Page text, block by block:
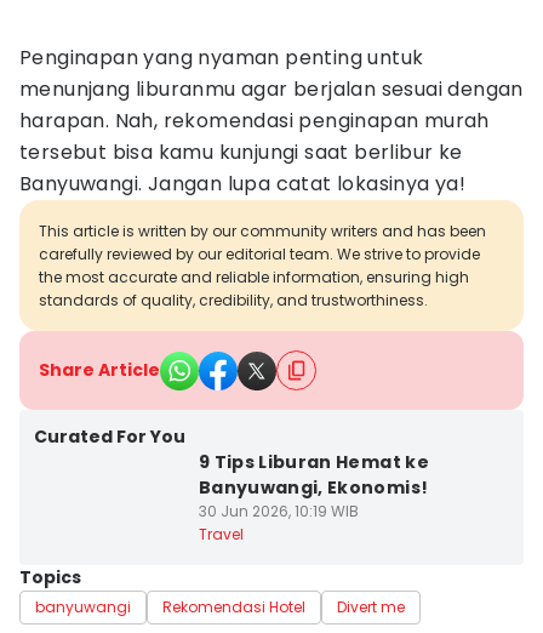
Penginapan yang nyaman penting untuk
menunjang liburanmu agar berjalan sesuai dengan
harapan. Nah, rekomendasi penginapan murah
tersebut bisa kamu kunjungi saat berlibur ke
Banyuwangi. Jangan lupa catat lokasinya ya!
This article is written by our community writers and has been
carefully reviewed by our editorial team. We strive to provide
the most accurate and reliable information, ensuring high
standards of quality, credibility, and trustworthiness.
Share Article
Curated For You
9 Tips Liburan Hemat ke
Banyuwangi, Ekonomis!
30 Jun 2026, 10:19 WIB
Travel
Topics
banyuwangi Rekomendasi Hotel Divert me